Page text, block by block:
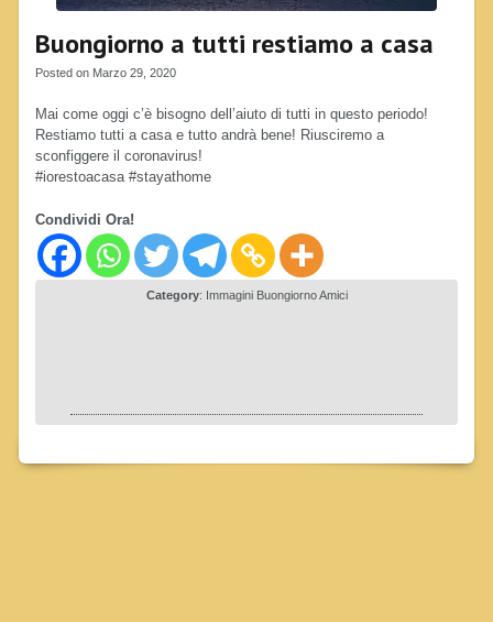
Buongiorno a tutti restiamo a casa
Posted on Marzo 29, 2020
Mai come oggi c’è bisogno dell’aiuto di tutti in questo periodo!
Restiamo tutti a casa e tutto andrà bene! Riusciremo a
sconfiggere il coronavirus!
#iorestoacasa #stayathome
Condividi Ora!
Category: Immagini Buongiorno Amici